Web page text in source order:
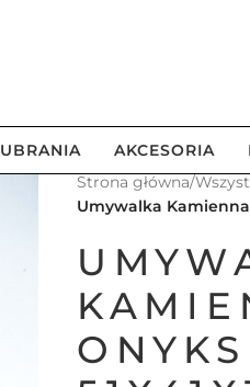
UBRANIA AKCESORIA
Strona główna/
Umywalka Kamienna